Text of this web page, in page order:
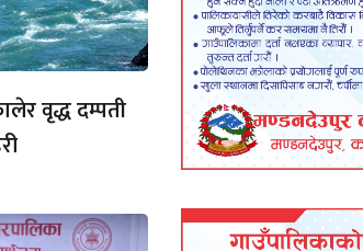
वृद्ध दम्पती